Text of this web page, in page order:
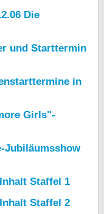
Die
und Starttermin
in
Girls"-
Jubiläumsshow
Staffel 1
Staffel 2